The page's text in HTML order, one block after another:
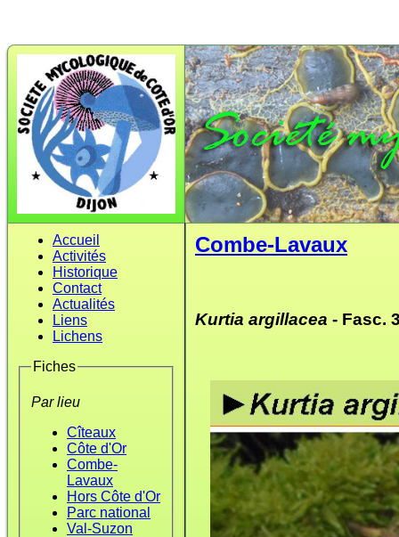
Accueil
Activités
Historique
Contact
Actualités
Liens
Lichens
Fiches
Par lieu
Cîteaux
Côte d'Or
Combe-
Lavaux
Hors Côte d'Or
Parc national
Val-Suzon
Combe-Lavaux
Kurtia argillacea - Fasc.